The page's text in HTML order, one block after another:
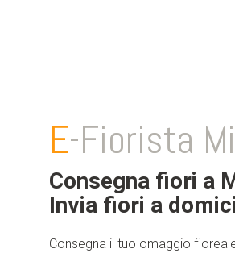
E-Fiorista
Consegna fiori a
Invia fiori a
Consegna il tuo omaggio